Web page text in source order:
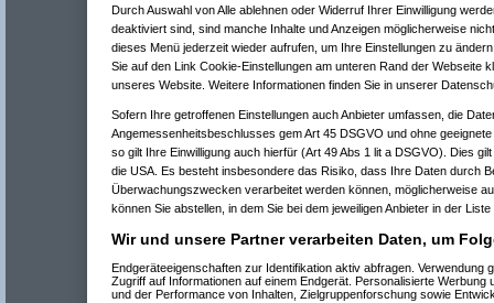
Durch Auswahl von Alle ablehnen oder Widerruf Ihrer Einwilligung
deaktiviert sind, sind manche Inhalte und Anzeigen möglicherweise
dieses Menü jederzeit wieder aufrufen, um Ihre Einstellungen zu
Sie auf den Link Cookie-Einstellungen am unteren Rand der Webseite
unseres Website. Weitere Informationen finden Sie in unserer
Sofern Ihre getroffenen Einstellungen auch Anbieter umfassen, die
Angemessenheitsbeschlusses gem Art 45 DSGVO und ohne
so gilt Ihre Einwilligung auch hierfür (Art 49 Abs 1 lit a DSGVO). Dies
die USA. Es besteht insbesondere das Risiko, dass Ihre Daten durch
Überwachungszwecken verarbeitet werden können, möglicherweise
können Sie abstellen, in dem Sie bei dem jeweiligen Anbieter in der
Wir und unsere Partner verarbeiten Daten, um
Endgeräteeigenschaften zur Identifikation aktiv abfragen. Verwendung
Zugriff auf Informationen auf einem Endgerät. Personalisierte Werbung
und der Performance von Inhalten, Zielgruppenforschung sowie